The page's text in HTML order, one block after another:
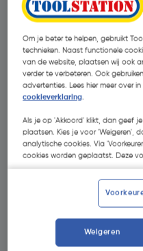
Om je beter te helpen, gebruikt
technieken. Naast functionele
van de website, plaatsen wij ook
verder te verbeteren. Ook
advertenties. Lees hier meer over
cookieverklaring.
Als je op 'Akkoord' klikt, dan geef
plaatsen. Kies je voor 'Weigeren',
analytische cookies. Via
cookies worden geplaatst. Deze
Weigeren